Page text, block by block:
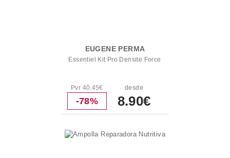
EUGENE PERMA
Essentiel Kit Pro Densite Force
Pvr 40.45€
-78%
desde
8.90€